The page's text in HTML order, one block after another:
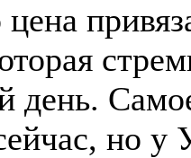
цена
день.
но у